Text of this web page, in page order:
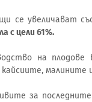
се увеличават
с цели 61%.
на
малините
за